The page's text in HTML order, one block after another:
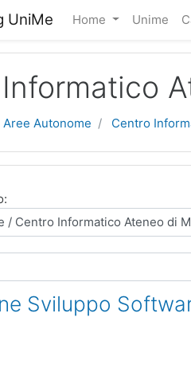
UniMe Home Unime
Aree Autonome Centro
Sviluppo